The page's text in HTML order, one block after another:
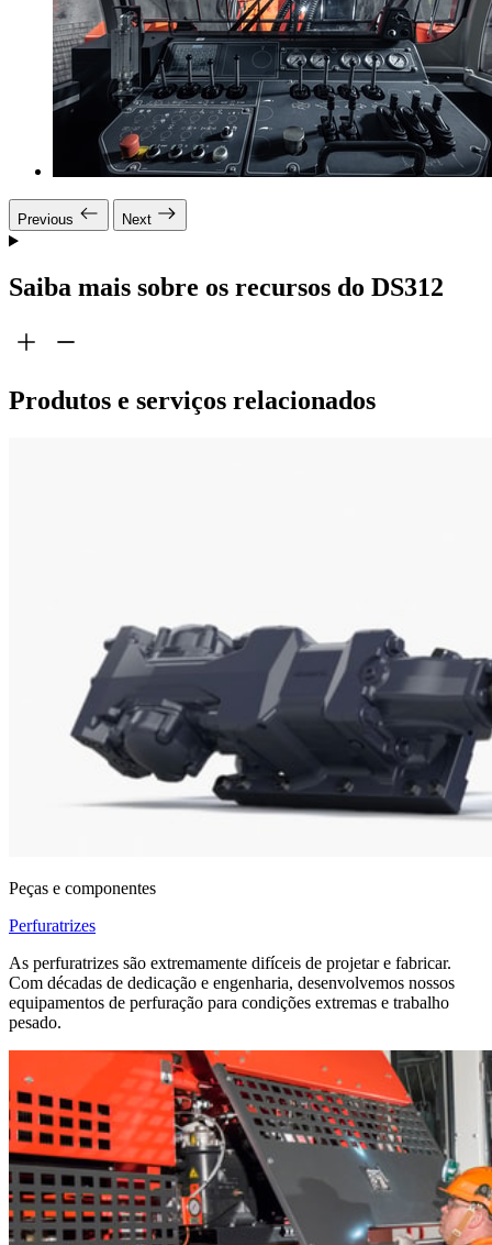
Previous Next
Saiba mais sobre os recursos do DS312
Produtos e serviços relacionados
Peças e componentes
Perfuratrizes
As perfuratrizes são extremamente difíceis de projetar e fabricar.
Com décadas de dedicação e engenharia, desenvolvemos nossos
equipamentos de perfuração para condições extremas e trabalho
pesado.